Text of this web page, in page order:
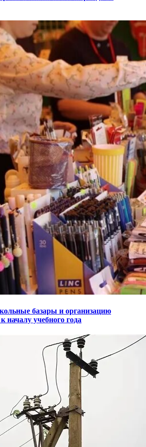
базары и организацию
началу учебного года